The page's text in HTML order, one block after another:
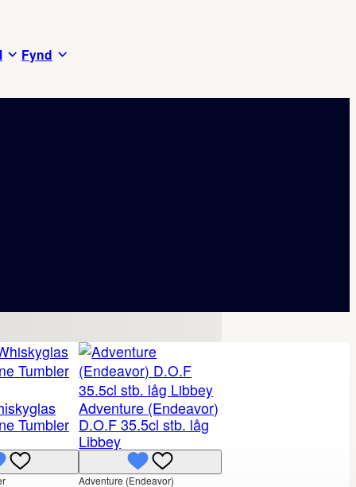
Fynd
Tumbler
Adventure (Endeavor)
D.O.F 35.5cl stb. låg
Libbey
Adventure (Endeavor)